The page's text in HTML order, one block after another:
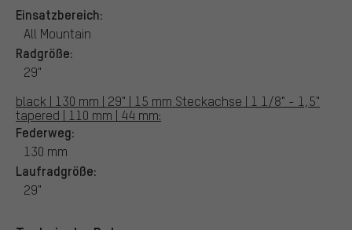
Einsatzbereich:
All Mountain
Radgröße:
29"
black | 130 mm | 29" | 15 mm Steckachse | 1 1/8" - 1,5"
tapered | 110 mm | 44 mm:
Federweg:
130 mm
Laufradgröße:
29"